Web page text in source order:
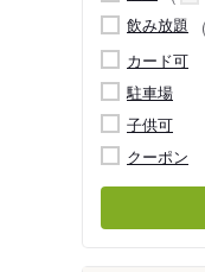
飲み放題
カード可
駐車場
子供可
クーポン